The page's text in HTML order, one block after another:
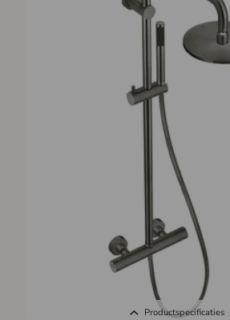
Productspecificaties